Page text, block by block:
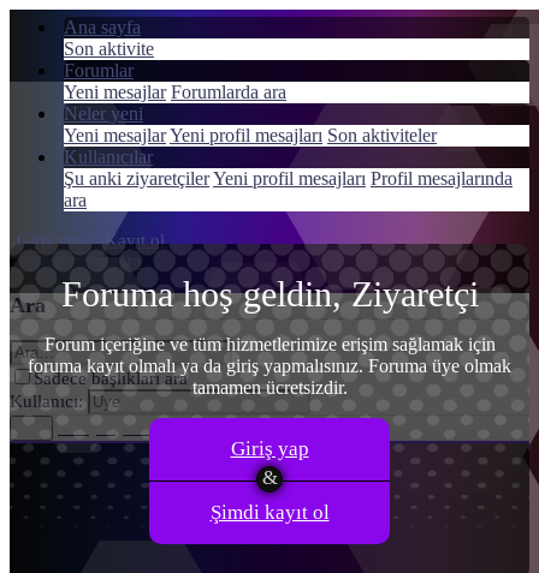
Ana sayfa
Son aktivite
Forumlar
Yeni mesajlar Forumlarda ara
Neler yeni
Yeni mesajlarYeni profil mesajları Son aktiviteler
Kullanıcılar
Şu anki ziyaretçilerYeni profil mesajları Profil mesajlarında
ara
Giriş yap
Kayıt ol
Neler yeni
Ara
Ara
Sadece başlıkları ara
Kullanıcı:
Ara Gelişmiş Arama…
Menü
Giriş yap
Kayıt ol
Foruma hoş geldin, Ziyaretçi
Forum içeriğine ve tüm hizmetlerimize erişim sağlamak için
foruma kayıt olmalı ya da giriş yapmalısınız. Foruma üye olmak
tamamen ücretsizdir.
Giriş yap
Şimdi kayıt ol